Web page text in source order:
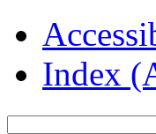
Index